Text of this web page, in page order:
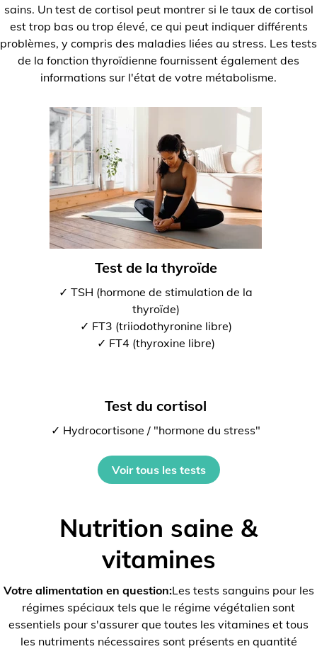
sains. Un test de cortisol peut montrer si le taux de cortisol
est trop bas ou trop élevé, ce qui peut indiquer différents
problèmes, y compris des maladies liées au stress. Les tests
de la fonction thyroïdienne fournissent également des
informations sur l'état de votre métabolisme.
Test de la thyroïde
✓ TSH (hormone de stimulation de la
thyroïde)
✓ FT3 (triiodothyronine libre)
✓ FT4 (thyroxine libre)
Test du cortisol
✓ Hydrocortisone / "hormone du stress"
Voir tous les tests
Nutrition saine &
vitamines
Votre alimentation en question:Les tests sanguins pour les
régimes spéciaux tels que le régime végétalien sont
essentiels pour s'assurer que toutes les vitamines et tous
les nutriments nécessaires sont présents en quantité